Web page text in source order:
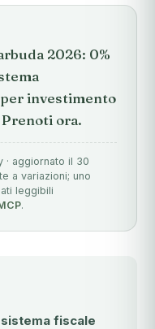
2026: 0%
investimento
ora.
· aggiornato il 30
a variazioni; uno
leggibili
.
sistema fiscale